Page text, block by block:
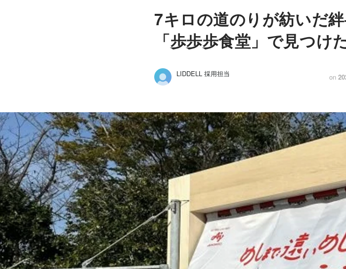
7キロの道のりが紡いだ
「歩歩歩食堂」で見つけ
LIDDELL 採用担当 on
LIDDELL 採用担当
LIDDELL株式会社 /